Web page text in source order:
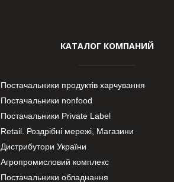
КАТАЛОГ КОМПАНИЙ
Постачальники продуктів харчування
Постачальники nonfood
Постачальники Private Label
Retail. Роздрібні мережі, Магазини
Дистрибутори України
Агропромисловий комплекс
Постачальники обладнання